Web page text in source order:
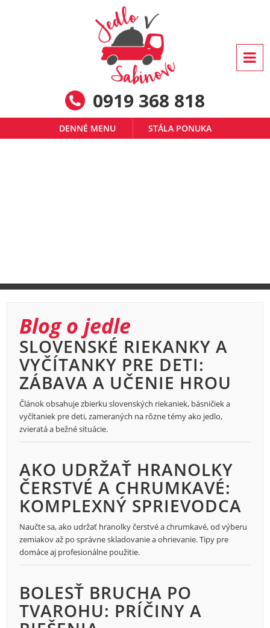
0919 368 818
DENNÉ MENU STÁLA PONUKA
Blog o jedle
SLOVENSKÉ RIEKANKY A
VYČÍTANKY PRE DETI:
ZÁBAVA A UČENIE HROU
Článok obsahuje zbierku slovenských riekaniek, básničiek a
vyčítaniek pre deti, zameraných na rôzne témy ako jedlo,
zvieratá a bežné situácie.
AKO UDRŽAŤ HRANOLKY
ČERSTVÉ A CHRUMKAVÉ:
KOMPLEXNÝ SPRIEVODCA
Naučte sa, ako udržať hranolky čerstvé a chrumkavé, od výberu
zemiakov až po správne skladovanie a ohrievanie. Tipy pre
domáce aj profesionálne použitie.
BOLESŤ BRUCHA PO
TVAROHU: PRÍČINY A